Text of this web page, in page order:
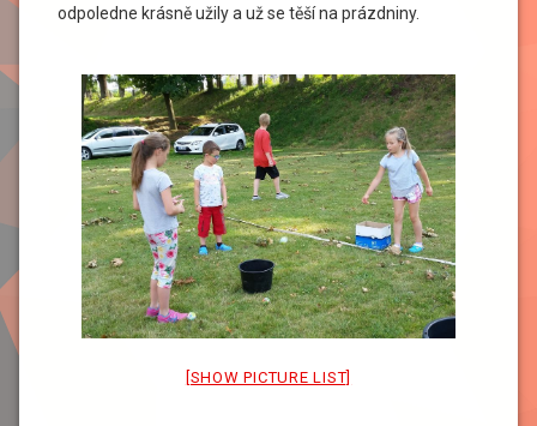
odpoledne krásně užily a už se těší na prázdniny.
[SHOW PICTURE LIST]